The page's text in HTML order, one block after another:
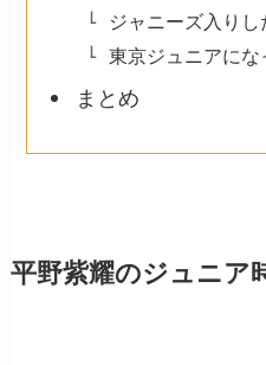
ジャニーズ入りし
東京ジュニアにな
まとめ
平野紫耀のジュニア